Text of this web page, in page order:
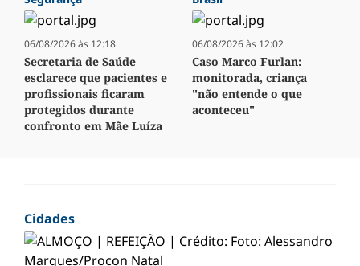
06/08/2026 às 12:18
Secretaria de Saúde
esclarece que pacientes e
profissionais ficaram
protegidos durante
confronto em Mãe Luíza
06/08/2026 às 12:02
Caso Marco Furlan:
monitorada, criança
"não entende o que
aconteceu"
Cidades